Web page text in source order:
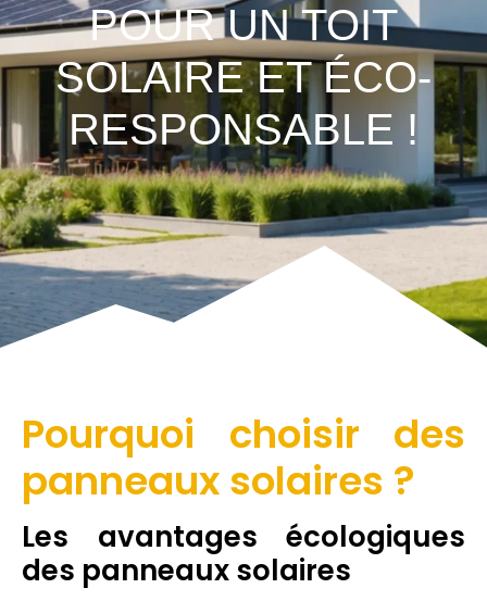
POUR UN TOIT
SOLAIRE ET ÉCO-
RESPONSABLE !
Pourquoi choisir des
panneaux solaires ?
Les avantages écologiques
des panneaux solaires